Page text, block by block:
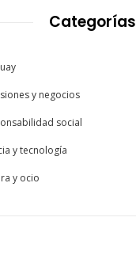
Categorías
y negocios
social
y tecnología
y ocio